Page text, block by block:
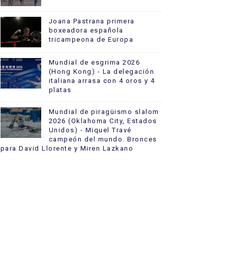
Joana Pastrana primera
boxeadora española
tricampeona de Europa
Mundial de esgrima 2026
(Hong Kong) - La delegación
italiana arrasa con 4 oros y 4
platas
Mundial de piragüismo slalom
2026 (Oklahoma City, Estados
Unidos) - Miquel Travé
campeón del mundo. Bronces
para David Llorente y Miren Lazkano